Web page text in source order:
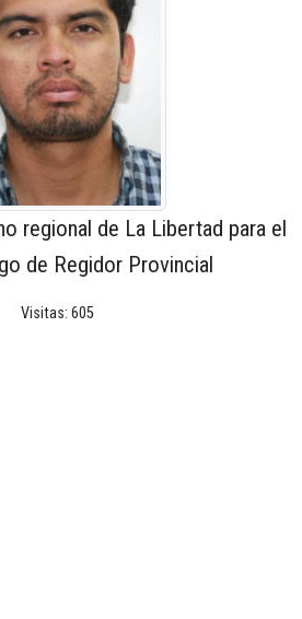
regional de La Libertad para el
de Regidor Provincial
Visitas: 605